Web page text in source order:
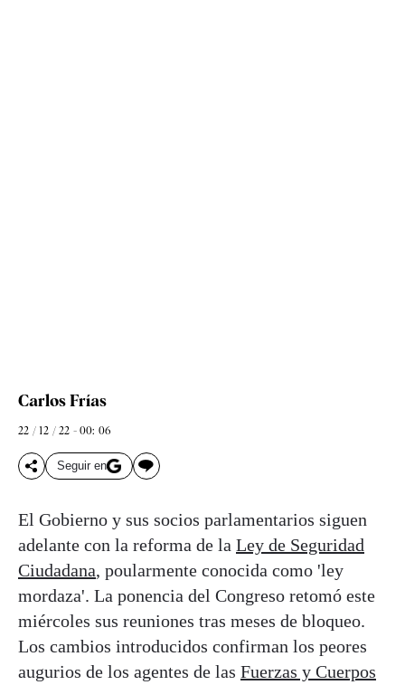
Carlos Frías
22 / 12 / 22 - 00: 06
Seguir en
El Gobierno y sus socios parlamentarios siguen
adelante con la reforma de la Ley de Seguridad
Ciudadana, poularmente conocida como 'ley
mordaza'. La ponencia del Congreso retomó este
miércoles sus reuniones tras meses de bloqueo.
Los cambios introducidos confirman los peores
augurios de los agentes de las Fuerzas y Cuerpos